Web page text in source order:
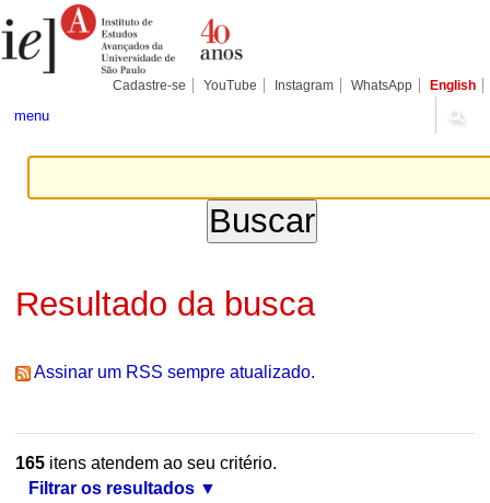
para
conteúdo.
Pessoais
Cadastre-se YouTube Instagram WhatsApp English
menu
Resultado da busca
Assinar um RSS sempre atualizado.
165itens atendem ao seu critério.
Filtrar os resultados